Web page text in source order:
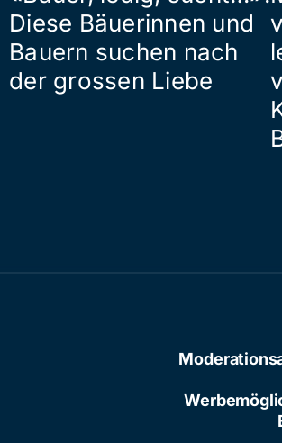
Diese Bäuerinnen und
Bauern suchen nach
der grossen Liebe